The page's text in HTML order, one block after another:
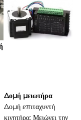
Δομή μειωτήρα
Δομή επιταχυντή
κινητήρα: Μειώνει την